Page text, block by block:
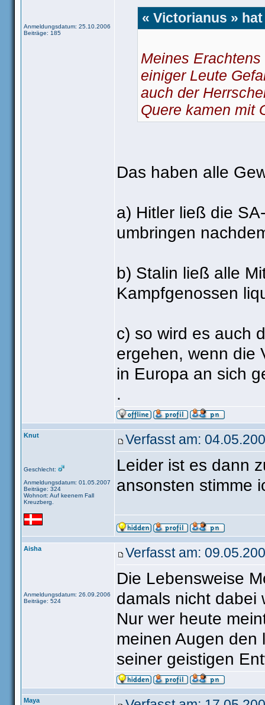
Anmeldungsdatum: 25.10.2006
Beiträge: 185
« Victorianus »
Meines
einiger Leute
auch der
Quere kamen mit
Das haben alle
a) Hitler ließ die
umbringen
b) Stalin ließ alle
Kampfgenossen
c) so wird es auch
ergehen, wenn die
in Europa an sich
.
Knut
Geschlecht:
Anmeldungsdatum: 01.05.2007
Beiträge: 324
Wohnort: Auf keenem Fall
Kreuzberg.
Verfasst am:
Leider ist es dann
ansonsten stimme
Aisha
Anmeldungsdatum: 26.09.2006
Beiträge: 524
Verfasst am:
Die Lebensweise
damals nicht dabei
Nur wer heute
meinen Augen den
seiner geistigen
Maya